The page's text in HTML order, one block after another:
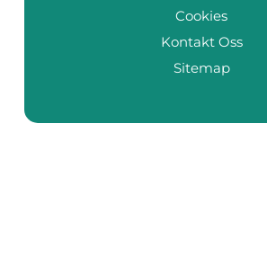
Cookies
Kontakt Oss
Sitemap